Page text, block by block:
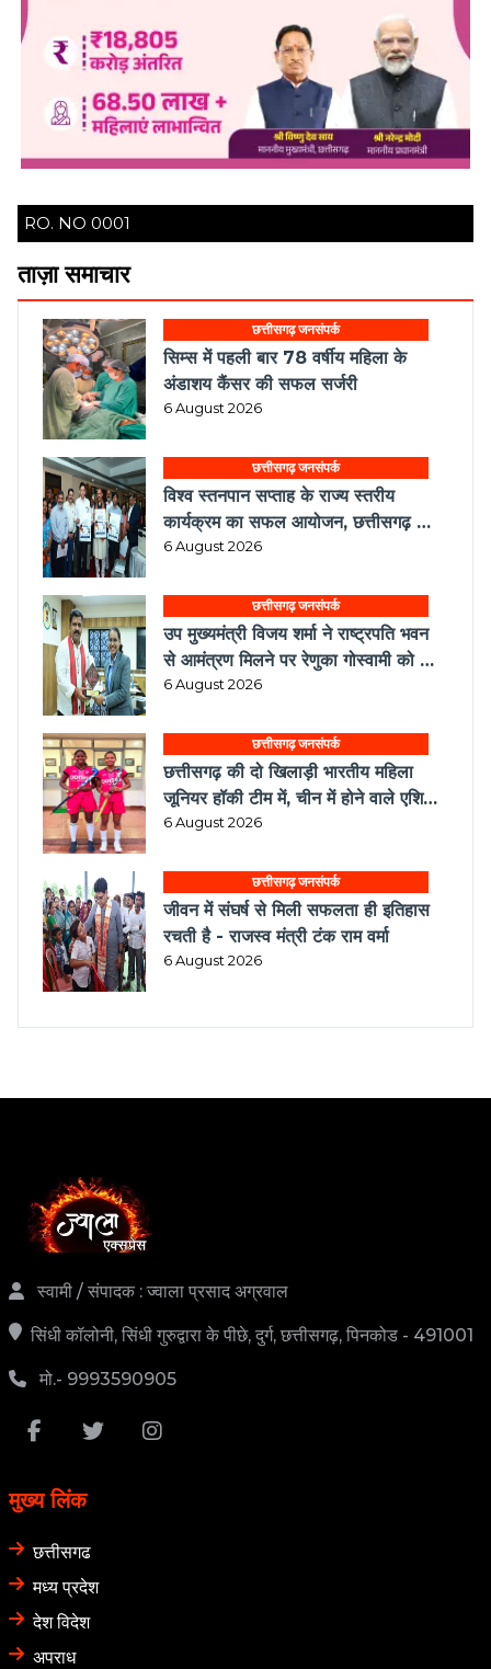
RO. NO 0001
ताज़ा समाचार
छत्तीसगढ़ जनसंपर्क
सिम्स में पहली बार 78 वर्षीय महिला के
अंडाशय कैंसर की सफल सर्जरी
6 August 2026
छत्तीसगढ़ जनसंपर्क
विश्व स्तनपान सप्ताह के राज्य स्तरीय
कार्यक्रम का सफल आयोजन, छत्तीसगढ़ के
प्रथम "मातृ दूध कोष (MOTHER MILK
6 August 2026
छत्तीसगढ़ जनसंपर्क
उप मुख्यमंत्री विजय शर्मा ने राष्ट्रपति भवन
से आमंत्रण मिलने पर रेणुका गोस्वामी को दी
बधाई.
6 August 2026
छत्तीसगढ़ जनसंपर्क
छत्तीसगढ़ की दो खिलाड़ी भारतीय महिला
जूनियर हॉकी टीम में, चीन में होने वाले एशिया
कप में दिखाएंगी दम
6 August 2026
छत्तीसगढ़ जनसंपर्क
जीवन में संघर्ष से मिली सफलता ही इतिहास
रचती है - राजस्व मंत्री टंक राम वर्मा
6 August 2026
स्वामी / संपादक : ज्वाला प्रसाद अग्रवाल
सिंधी कॉलोनी, सिंधी गुरुद्वारा के पीछे, दुर्ग, छत्तीसगढ़, पिनकोड - 491001
मो.- 9993590905
मुख्य लिंक
छत्तीसगढ
मध्य प्रदेश
देश विदेश
अपराध